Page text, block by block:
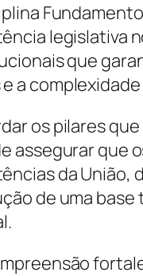
legislativa
que
a
os pilares
assegurar que
da União,
de uma base